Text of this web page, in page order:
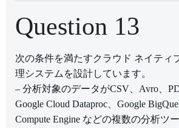
Question 13
次の条件を満たすクラウド ネイティ
理システムを設計しています。
– 分析対象のデータがCSV、Avro、
Google Cloud Dataproc、Google
Compute Engine などの複数の分析ツ